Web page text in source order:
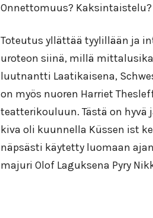
Onnettomuus? Kaksintaistelu?
Toteutus yllättää tyylillään ja
uroteon siinä, millä
luutnantti Laatikaisena,
on myös nuoren Harriet
teatterikouluun. Tästä on
kiva oli kuunnella Küssen ist
näpsästi käytetty luomaan
majuri Olof Laguksena Pyry